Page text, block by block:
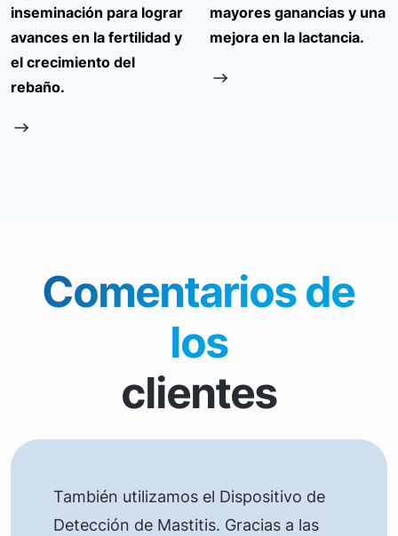
inseminación para lograr
avances en la fertilidad y
el crecimiento del
rebaño.
mayores ganancias y una
mejora en la lactancia.
Comentarios de
los
clientes
También utilizamos el Dispositivo de
Detección de Mastitis. Gracias a las